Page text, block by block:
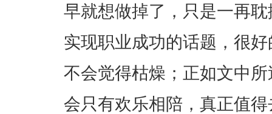
早就想做掉了，只是一再
实现职业成功的话题，很
不会觉得枯燥；正如文中
会只有欢乐相陪，真正值